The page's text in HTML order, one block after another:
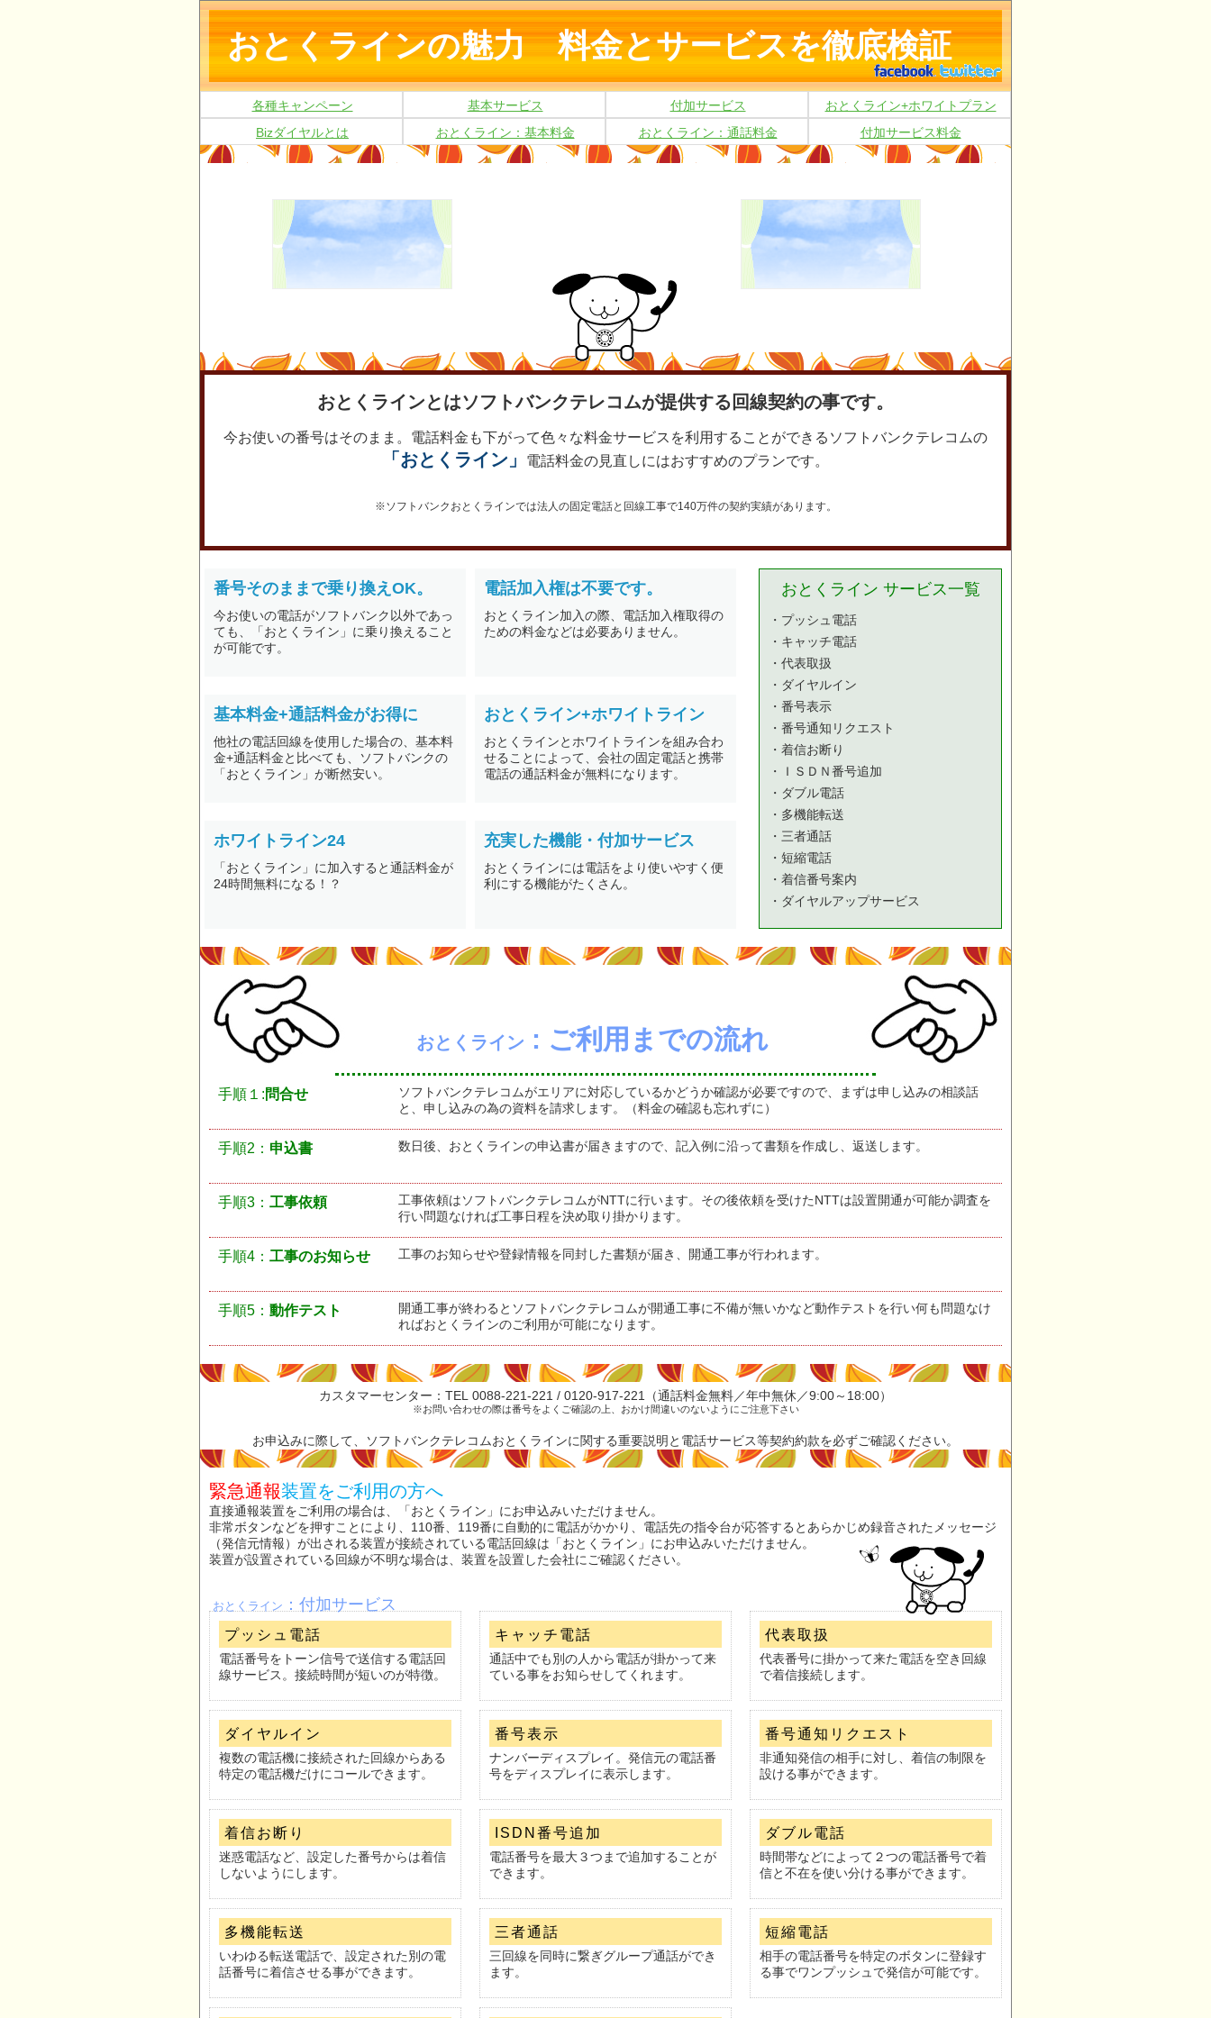
おとくラインの魅力 料金とサービスを徹底検証
各種キャンペーン 基本サービス 付加サービス
おとくライン+ホワイトプラン
Bizダイヤルとは
おとくライン：基本料金 おとくライン：通話料金 付加サービス料金
おとくラインとはソフトバンクテレコムが提供する回線契約の事です。
今お使いの番号はそのまま。電話料金も下がって色々な料金サービスを利用することができるソフトバンクテレコムの
「おとくライン」 電話料金の見直しにはおすすめのプランです。
※ソフトバンクおとくラインでは法人の固定電話と回線工事で140万件の契約実績があります。
番号そのままで乗り換えOK。
今お使いの電話がソフトバンク以外であっ
ても、「おとくライン」に乗り換えること
が可能です。
電話加入権は不要です。
おとくライン加入の際、電話加入権取得の
ための料金などは必要ありません。
基本料金+通話料金がお得に
他社の電話回線を使用した場合の、基本料
金+通話料金と比べても、ソフトバンクの
「おとくライン」が断然安い。
おとくライン+ホワイトライン
おとくラインとホワイトラインを組み合わ
せることによって、会社の固定電話と携帯
電話の通話料金が無料になります。
ホワイトライン24
「おとくライン」に加入すると通話料金が
24時間無料になる！？
充実した機能・付加サービス
おとくラインには電話をより使いやすく便
利にする機能がたくさん。
おとくライン サービス一覧
・プッシュ電話
・キャッチ電話
・代表取扱
・ダイヤルイン
・番号表示
・番号通知リクエスト
・着信お断り
・ＩＳＤＮ番号追加
・ダブル電話
・多機能転送
・三者通話
・短縮電話
・着信番号案内
・ダイヤルアップサービス
おとくライン : ご利用までの流れ
手順１:問合せ
ソフトバンクテレコムがエリアに対応しているかどうか確認が必要ですので、まずは申し込みの相談話
と、申し込みの為の資料を請求します。（料金の確認も忘れずに）
手順2： 申込書 数日後、おとくラインの申込書が届きますので、記入例に沿って書類を作成し、返送します。
手順3： 工事依頼
工事依頼はソフトバンクテレコムがNTTに行います。その後依頼を受けたNTTは設置開通が可能か調査を
行い問題なければ工事日程を決め取り掛かります。
手順4： 工事のお知らせ 工事のお知らせや登録情報を同封した書類が届き、開通工事が行われます。
手順5： 動作テスト
開通工事が終わるとソフトバンクテレコムが開通工事に不備が無いかなど動作テストを行い何も問題なけ
ればおとくラインのご利用が可能になります。
カスタマーセンター：TEL 0088-221-221 / 0120-917-221（通話料金無料／年中無休／9:00～18:00）
※お問い合わせの際は番号をよくご確認の上、おかけ間違いのないようにご注意下さい
お申込みに際して、ソフトバンクテレコムおとくラインに関する重要説明と電話サービス等契約約款を必ずご確認ください。
緊急通報装置をご利用の方へ
直接通報装置をご利用の場合は、「おとくライン」にお申込みいただけません。
非常ボタンなどを押すことにより、110番、119番に自動的に電話がかかり、電話先の指令台が応答するとあらかじめ録音されたメッセージ
（発信元情報）が出される装置が接続されている電話回線は「おとくライン」にお申込みいただけません。
装置が設置されている回線が不明な場合は、装置を設置した会社にご確認ください。
おとくライン ：付加サービス
プッシュ電話
電話番号をトーン信号で送信する電話回
線サービス。接続時間が短いのが特徴。
キャッチ電話
通話中でも別の人から電話が掛かって来
ている事をお知らせしてくれます。
代表取扱
代表番号に掛かって来た電話を空き回線
で着信接続します。
ダイヤルイン
複数の電話機に接続された回線からある
特定の電話機だけにコールできます。
番号表示
ナンバーディスプレイ。発信元の電話番
号をディスプレイに表示します。
番号通知リクエスト
非通知発信の相手に対し、着信の制限を
設ける事ができます。
着信お断り
迷惑電話など、設定した番号からは着信
しないようにします。
ISDN番号追加
電話番号を最大３つまで追加することが
できます。
ダブル電話
時間帯などによって２つの電話番号で着
信と不在を使い分ける事ができます。
多機能転送
いわゆる転送電話で、設定された別の電
話番号に着信させる事ができます。
三者通話
三回線を同時に繋ぎグループ通話ができ
ます。
短縮電話
相手の電話番号を特定のボタンに登録す
る事でワンプッシュで発信が可能です。